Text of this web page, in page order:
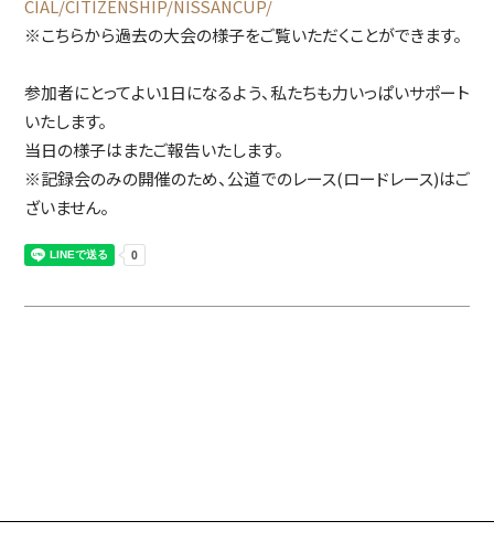
CIAL/CITIZENSHIP/NISSANCUP/
※こちらから過去の大会の様子をご覧いただくことができます。
参加者にとってよい1日になるよう、私たちも力いっぱいサポート
いたします。
当日の様子はまたご報告いたします。
※記録会のみの開催のため、公道でのレース(ロードレース)はご
ざいません。